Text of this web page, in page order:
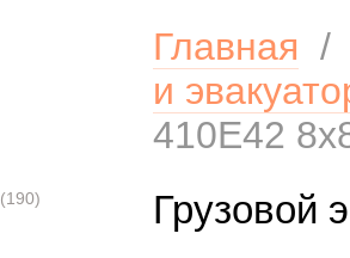
(190)
Главная
и
410E42
Грузовой